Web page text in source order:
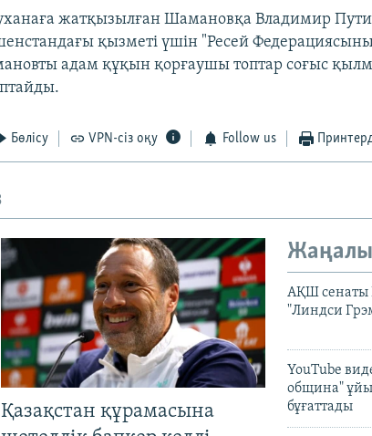
жатқызылған Шамановқа Владимир
қызметі үшін "Ресей
адам құқын қорғаушы топтар соғыс
Бөлісу VPN-сіз оқу Follow us
Қазақстан құрамасына
АҚШ сенаты
"Линдси
YouTube
община"
бұғаттады